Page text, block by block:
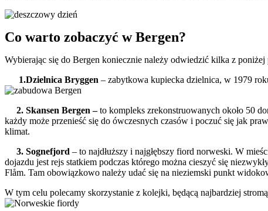
Co warto zobaczyć w Bergen?
Wybierając się do Bergen koniecznie należy odwiedzić kilka z poniżej
1.Dzielnica Bryggen – zabytkowa kupiecka dzielnica, w 1979
2. Skansen Bergen –to kompleks zrekonstruowanych około 50
każdy może przenieść się do ówczesnych czasów i poczuć się jak
klimat.
3. Sognefjord – to najdłuższy i najgłębszy fiord norweski. W
dojazdu jest rejs statkiem podczas którego można cieszyć się
Flåm. Tam obowiązkowo należy udać się na nieziemski punkt
W tym celu polecamy skorzystanie z kolejki, będącą najbardziej